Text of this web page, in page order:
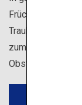
Früchte geerntet,
Trauben und
zum
Obst.